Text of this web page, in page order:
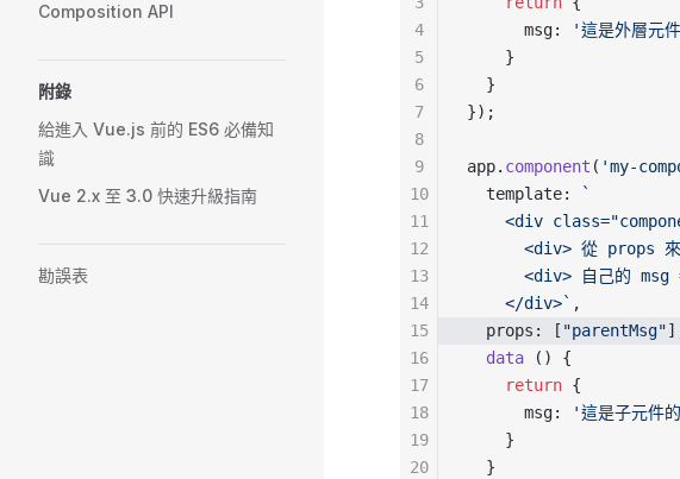
Composition API
附錄
給進入 Vue.js 前的 ES6 必備知
識
Vue 2.x 至 3.0 快速升級指南
勘誤表
      msg:
'這是外層元
    }
  }
});
app. component ( 'my-
  template:
`
<div
<div> 從 props
<div> 自己的
    </div>`
,
  props: [
"parentMsg"
  data
() {
    return
{
      msg:
'這是子元件
    }
  }
4
5
6
7
8
9
10
11
12
13
14
15
16
17
18
19
20